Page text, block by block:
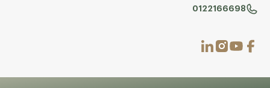
0122166698